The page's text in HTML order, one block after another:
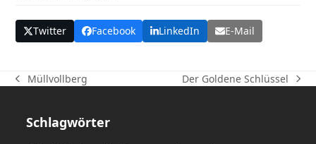
Twitter Facebook LinkedIn E-Mail
vorheriger
Müllvollberg
Nächster
Der Goldene Schlüssel
Schlagwörter